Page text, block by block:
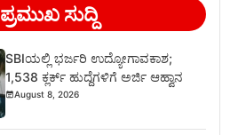
ಪ್ರಮುಖ ಸುದ್ದಿ
SBIಯಲ್ಲಿ ಭರ್ಜರಿ ಉದ್ಯೋಗಾವಕಾಶ;
1,538 ಕ್ಲರ್ಕ್ ಹುದ್ದೆಗಳಿಗೆ ಅರ್ಜಿ ಆಹ್ವಾನ
August 8, 2026